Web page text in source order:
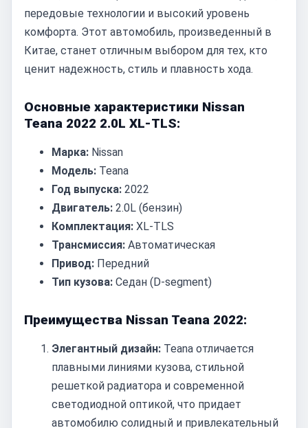
передовые технологии и высокий уровень
комфорта. Этот автомобиль, произведенный в
Китае, станет отличным выбором для тех, кто
ценит надежность, стиль и плавность хода.
Основные характеристики Nissan
Teana 2022 2.0L XL-TLS:
Марка: Nissan
Модель: Teana
Год выпуска: 2022
Двигатель: 2.0L (бензин)
Комплектация: XL-TLS
Трансмиссия: Автоматическая
Привод: Передний
Тип кузова: Седан (D-segment)
Преимущества Nissan Teana 2022:
Элегантный дизайн: Teana отличается
плавными линиями кузова, стильной
решеткой радиатора и современной
светодиодной оптикой, что придает
автомобилю солидный и привлекательный